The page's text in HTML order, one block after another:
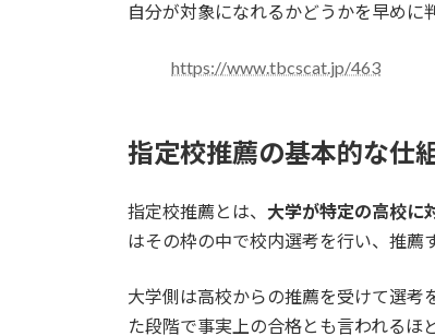
自分が対象になれるかどうかを早めに
https://www.tbcscat.jp/463
指定校推薦の基本的な仕
指定校推薦とは、 大学が特定の高校に
はその枠の中で校内選考を行い、推薦
大学側は高校からの推薦を受けて選考
た段階で事実上の合格とも言われるほ